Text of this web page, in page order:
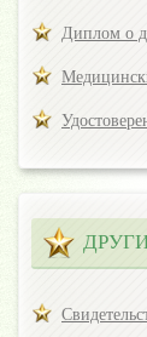
Диплом о